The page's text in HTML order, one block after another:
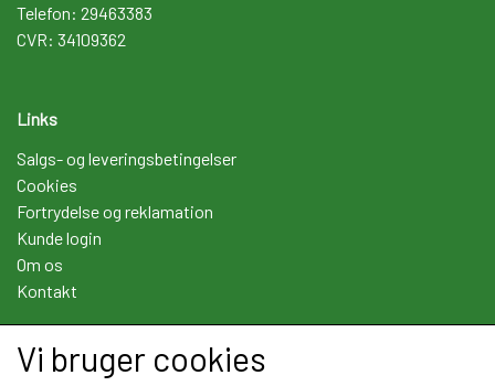
Telefon: 29463383
CVR: 34109362
Links
Salgs- og leveringsbetingelser
Cookies
Fortrydelse og reklamation
Kunde login
Om os
Kontakt
Sociale medier
Vi bruger cookies